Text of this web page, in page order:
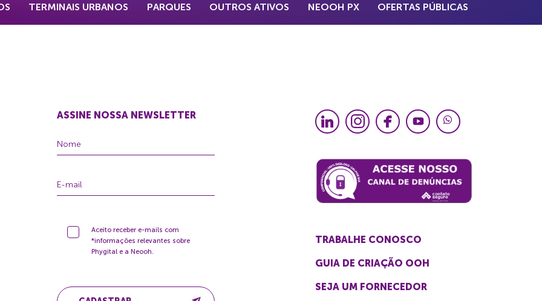
TERMINAIS URBANOS PARQUES OUTROS ATIVOS NEOOH PX OFERTAS PÚBLICAS
ASSINE NOSSA NEWSLETTER
Aceito receber e-mails com
*informações relevantes sobre
Phygital e a Neooh.
TRABALHE CONOSCO
GUIA DE CRIAÇÃO OOH
SEJA UM FORNECEDOR